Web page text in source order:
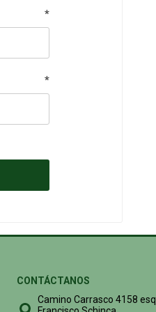
*
*
CONTÁCTANOS
Camino Carrasco 4158 esq.